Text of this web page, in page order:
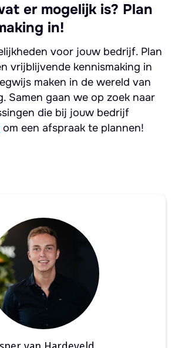
er mogelijk is? Plan
in!
voor jouw bedrijf. Plan
vrijblijvende kennismaking in
maken in de wereld van
Samen gaan we op zoek naar
die bij jouw bedrijf
om een afspraak te plannen!